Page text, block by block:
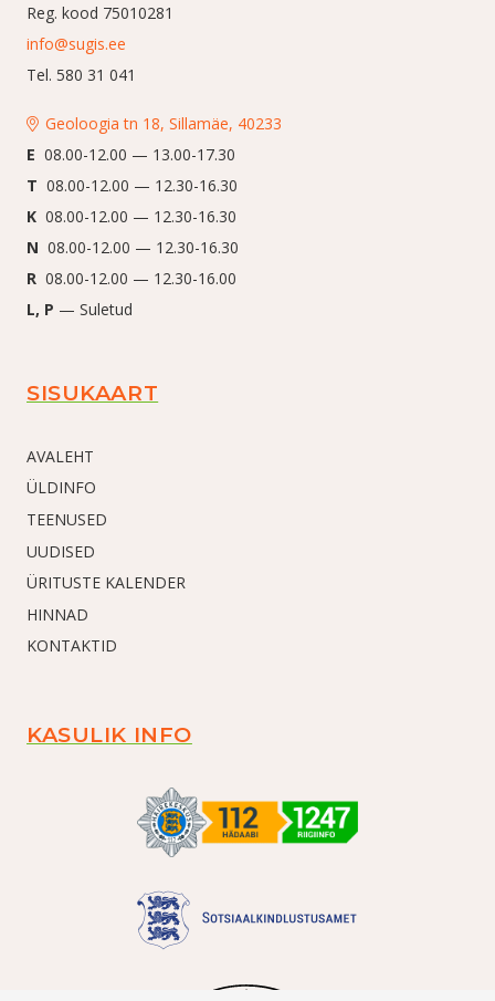
Reg. kood 75010281
info@sugis.ee
Tel. 580 31 041
Geoloogia tn 18, Sillamäe, 40233
E 08.00-12.00 — 13.00-17.30
T 08.00-12.00 — 12.30-16.30
K 08.00-12.00 — 12.30-16.30
N 08.00-12.00 — 12.30-16.30
R 08.00-12.00 — 12.30-16.00
L, P — Suletud
SISUKAART
AVALEHT
ÜLDINFO
TEENUSED
UUDISED
ÜRITUSTE KALENDER
HINNAD
KONTAKTID
KASULIK INFO